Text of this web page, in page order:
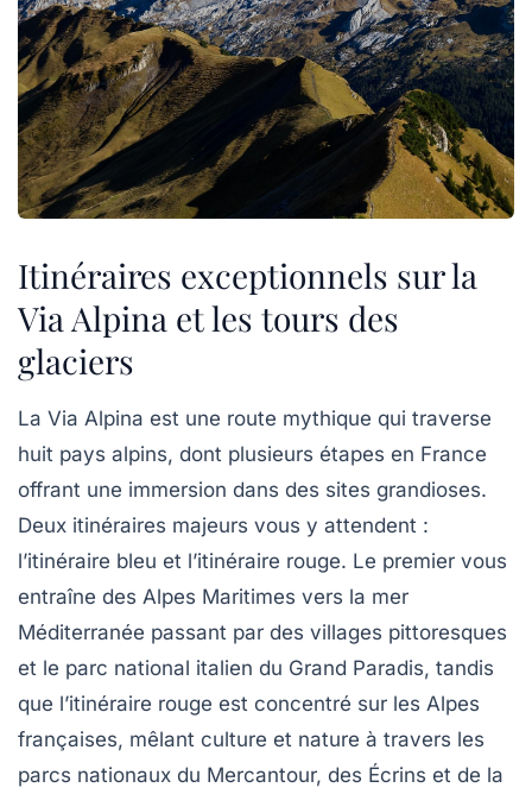
Itinéraires exceptionnels sur la
Via Alpina et les tours des
glaciers
La Via Alpina est une route mythique qui traverse
huit pays alpins, dont plusieurs étapes en France
offrant une immersion dans des sites grandioses.
Deux itinéraires majeurs vous y attendent :
l’itinéraire bleu et l’itinéraire rouge. Le premier vous
entraîne des Alpes Maritimes vers la mer
Méditerranée passant par des villages pittoresques
et le parc national italien du Grand Paradis, tandis
que l’itinéraire rouge est concentré sur les Alpes
françaises, mêlant culture et nature à travers les
parcs nationaux du Mercantour, des Écrins et de la